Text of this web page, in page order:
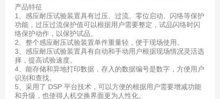
产品特征
1、感应耐压试验装置具有过压、过流、零位启动、闪络等保护
功能，过压过流保护值可以根据用户需要整定，试品闪络时闪
络保护动作，以保护试品。
2、整个感应耐压试验装置单件重量轻，便于现场使用。
3、感应耐压试验装置具有自动和手动用户根据现场情况灵活选
择，提高试验速度。
4、能存储和异地打印数据，存入的数据编号是数字，方便用户
识别和查找。
5、采用了 DSP 平台技术，可以方便的根据用户需要增减功能
和升级，也使得人机交换界面更为人性化。